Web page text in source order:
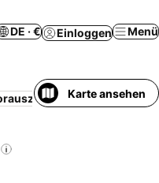
DE · € Einloggen Menü
erforderlich
Karte ansehen